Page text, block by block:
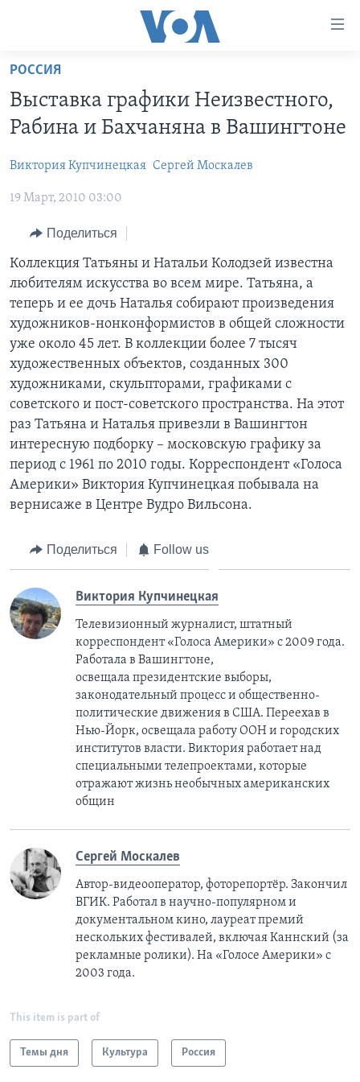
Перейти
основной
контент
навигации
Перейти
поиск
ПРОГРАММЫ
НОВОСТИ ЗА МИНУТУ
ИТОГИ
ПОЧЕМУ ЭТО ВАЖНО?
ДИСКУССИЯ VOA
ДЕТАЛИ
НЬЮ-ЙОРК NEW YORK
АМЕРИКА. БОЛЬШОЕ ПУТЕШЕСТВИЕ
УЧИМ АНГЛИЙСКИЙ
НАША АМЕРИКАНСКАЯ ИСТОРИЯ
А КАК В АМЕРИКЕ?
АРТЕФАКТЫ
АМЕРИКАНСКИЕ ГОРОДКИ
ТЕСТЫ
ЭКСПЕРТИЗА
ИНТЕРВЬЮ
ФАКТЫ ПРОТИВ ФЕЙКОВ
ЗА СВОБОДУ ПРЕССЫ
УЧИМ АНГЛИЙСКИЙ
ВИДЕО
ПОДПИСКА НА НОВОСТИ
Learning English
СОЦИАЛЬНЫЕ СЕТИ
Языки
РОССИЯ
Выставка графики Неизвестного,
Рабина и Бахчаняна в Вашингтоне
Виктория Купчинецкая Сергей Москалев
19 Март, 2010 03:00
Поделиться
Коллекция Татьяны и Натальи Колодзей известна
любителям искусства во всем мире. Татьяна, а
теперь и ее дочь Наталья собирают произведения
художников-нонконформистов в общей сложности
уже около 45 лет. В коллекции более 7 тысяч
художественных объектов, созданных 300
художниками, скульпторами, графиками с
советского и пост-советского пространства. На этот
раз Татьяна и Наталья привезли в Вашингтон
интересную подборку – московскую графику за
период с 1961 по 2010 годы. Корреспондент «Голоса
Америки» Виктория Купчинецкая побывала на
вернисаже в Центре Вудро Вильсона.
Поделиться Follow us
Виктория Купчинецкая
Телевизионный журналист, штатный
корреспондент «Голоса Америки» с 2009 года.
Работала в Вашингтоне,
освещала президентские выборы,
законодательный процесс и общественно-
политические движения в США. Переехав в
Нью-Йорк, освещала работу ООН и городских
институтов власти. Виктория работает над
специальными телепроектами, которые
отражают жизнь необычных американских
общин
Сергей Москалев
Автор-видеооператор, фоторепортёр. Закончил
ВГИК. Работал в научно-популярном и
документальном кино, лауреат премий
нескольких фестивалей, включая Каннский (за
рекламные ролики). На «Голосе Америки» с
2003 года.
This item is part of
Темы дня Культура Россия